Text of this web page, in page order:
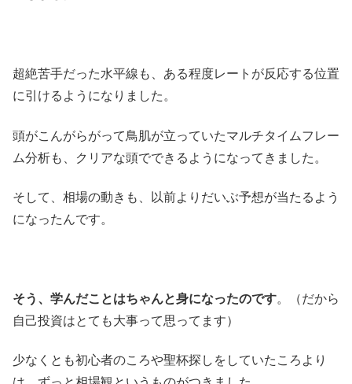
超絶苦手だった水平線も、ある程度レートが反応する位置
に引けるようになりました。
頭がこんがらがって鳥肌が立っていたマルチタイムフレー
ム分析も、クリアな頭でできるようになってきました。
そして、相場の動きも、以前よりだいぶ予想が当たるよう
になったんです。
そう、学んだことはちゃんと身になったのです。（だから
自己投資はとても大事って思ってます）
少なくとも初心者のころや聖杯探しをしていたころより